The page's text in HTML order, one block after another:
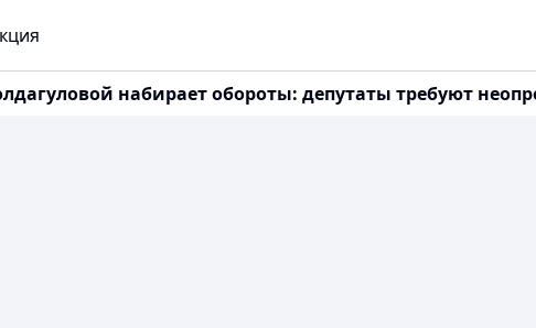
набирает обороты: депутаты требуют